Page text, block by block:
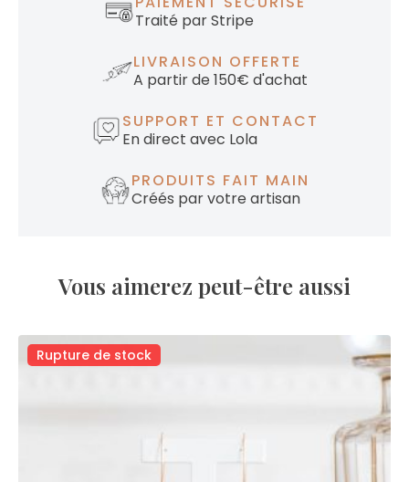
Traité par Stripe
LIVRAISON OFFERTE
A partir de 150€ d'achat
SUPPORT ET CONTACT
En direct avec Lola
PRODUITS FAIT MAIN
Créés par votre artisan
Vous aimerez peut-être aussi
Rupture de stock